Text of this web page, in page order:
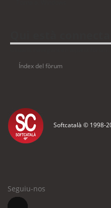
Índex del fòrum
Softcatalà © 1998-
Seguiu-nos